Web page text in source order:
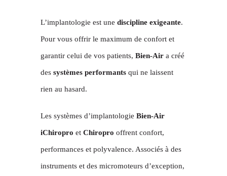
L’implantologie est une discipline exigeante.
Pour vous offrir le maximum de confort et
garantir celui de vos patients, Bien-Aira créé
des systèmes performantsqui ne laissent
rien au hasard.
Les systèmes d’implantologie Bien-Air
iChiropro et Chiropro offrent confort,
performances et polyvalence. Associés à des
instruments et des micromoteurs d’exception,